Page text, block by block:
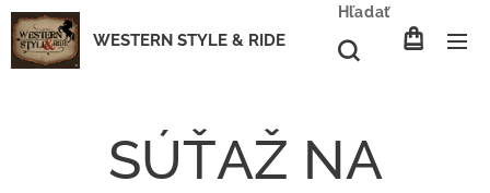
WESTERN STYLE & RIDE
Hľadať
SÚŤAŽ NA